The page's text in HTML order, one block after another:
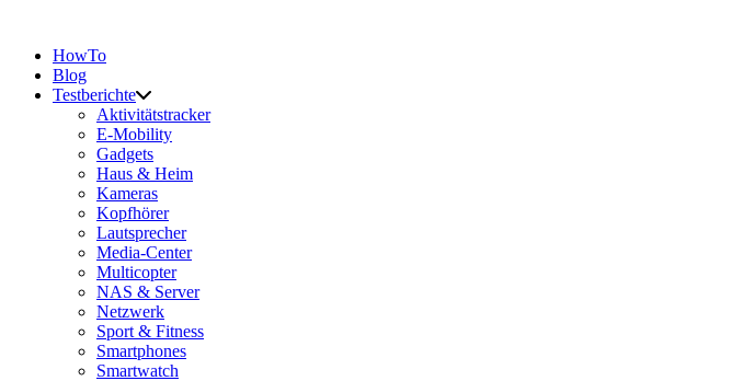
HowTo
Blog
Testberichte
Aktivitätstracker
E-Mobility
Gadgets
Haus & Heim
Kameras
Kopfhörer
Lautsprecher
Media-Center
Multicopter
NAS & Server
Netzwerk
Sport & Fitness
Smartphones
Smartwatch